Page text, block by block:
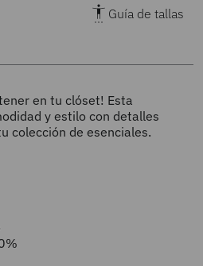
Guía de tallas
en tu clóset! Esta
y estilo con detalles
colección de esenciales.